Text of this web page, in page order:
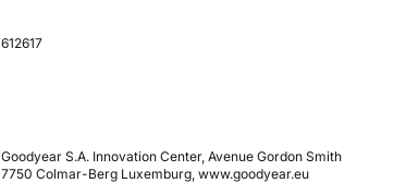
612617
Goodyear S.A. Innovation Center, Avenue Gordon Smith
7750 Colmar-Berg Luxemburg, www.goodyear.eu